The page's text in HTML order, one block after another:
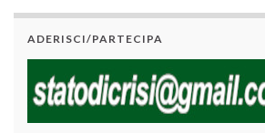
ADERISCI/PARTECIPA